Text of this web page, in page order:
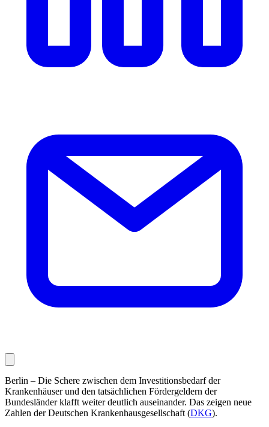
Berlin – Die Schere zwischen dem Investitionsbedarf der
Krankenhäuser und den tatsächlichen Fördergeldern der
Bundesländer klafft weiter deutlich auseinander. Das zeigen neue
Zahlen der Deutschen Krankenhausgesellschaft (DKG).